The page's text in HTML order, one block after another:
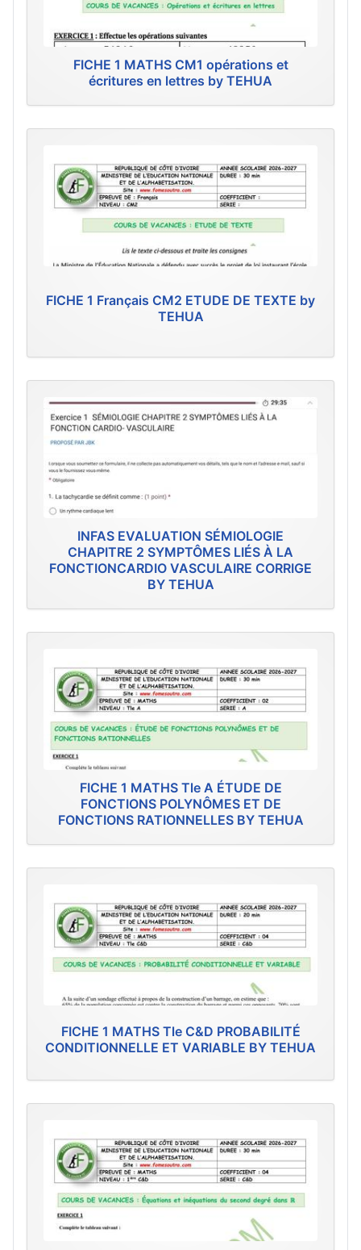
FICHE 1 MATHS CM1 opérations et
écritures en lettres by TEHUA
FICHE 1 Français CM2 ETUDE DE TEXTE by
TEHUA
INFAS EVALUATION SÉMIOLOGIE
CHAPITRE 2 SYMPTÔMES LIÉS À LA
FONCTIONCARDIO VASCULAIRE CORRIGE
BY TEHUA
FICHE 1 MATHS Tle A ÉTUDE DE
FONCTIONS POLYNÔMES ET DE
FONCTIONS RATIONNELLES BY TEHUA
FICHE 1 MATHS Tle C&D PROBABILITÉ
CONDITIONNELLE ET VARIABLE BY TEHUA